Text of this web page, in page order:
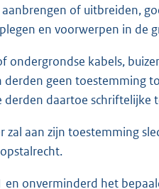
of uitbreiden,
en voorwerpen in de
ondergrondse kabels,
derden geen toestemming
derden daartoe
zal aan zijn toestemming
en onverminderd het